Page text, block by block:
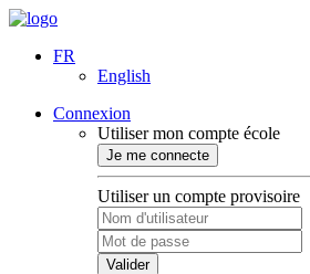
FR
English
Connexion
Utiliser mon compte école
Je me connecte
Utiliser un compte provisoire
Valider